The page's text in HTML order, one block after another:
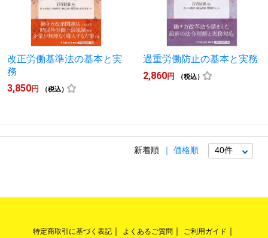
改正労働基準法の基本と実
務
3,850円 （税込）
過重労働防止の基本と実務
2,860円 （税込）
新着順 価格順
特定商取引に基づく表記 よくあるご質問 ご利用ガイド